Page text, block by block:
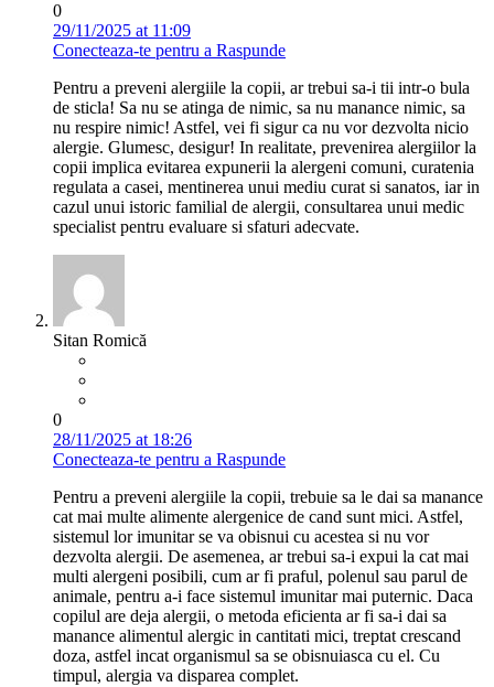
0
29/11/2025 at 11:09
Conecteaza-te pentru a Raspunde
Pentru a preveni alergiile la copii, ar trebui sa-i tii intr-o bula
de sticla! Sa nu se atinga de nimic, sa nu manance nimic, sa
nu respire nimic! Astfel, vei fi sigur ca nu vor dezvolta nicio
alergie. Glumesc, desigur! In realitate, prevenirea alergiilor la
copii implica evitarea expunerii la alergeni comuni, curatenia
regulata a casei, mentinerea unui mediu curat si sanatos, iar in
cazul unui istoric familial de alergii, consultarea unui medic
specialist pentru evaluare si sfaturi adecvate.
Sitan Romică
0
28/11/2025 at 18:26
Conecteaza-te pentru a Raspunde
Pentru a preveni alergiile la copii, trebuie sa le dai sa manance
cat mai multe alimente alergenice de cand sunt mici. Astfel,
sistemul lor imunitar se va obisnui cu acestea si nu vor
dezvolta alergii. De asemenea, ar trebui sa-i expui la cat mai
multi alergeni posibili, cum ar fi praful, polenul sau parul de
animale, pentru a-i face sistemul imunitar mai puternic. Daca
copilul are deja alergii, o metoda eficienta ar fi sa-i dai sa
manance alimentul alergic in cantitati mici, treptat crescand
doza, astfel incat organismul sa se obisnuiasca cu el. Cu
timpul, alergia va disparea complet.